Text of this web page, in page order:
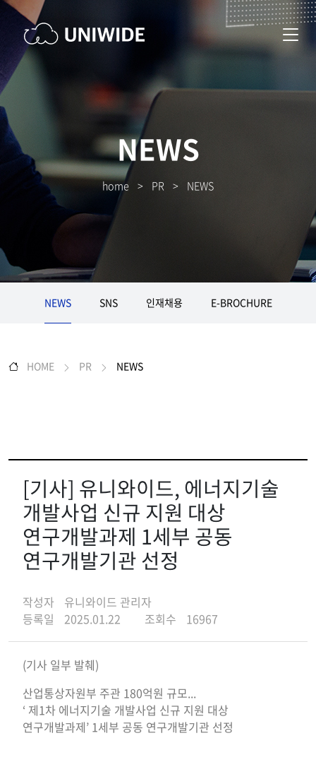
NEWS
home > PR > NEWS
NEWS SNS 인재채용 E-BROCHURE
HOME PR NEWS
[기사] 유니와이드, 에너지기술
개발사업 신규 지원 대상
연구개발과제 1세부 공동
연구개발기관 선정
작성자
유니와이드 관리자
등록일
2025.01.22 조회수 16967
(기사 일부 발췌)
산업통상자원부 주관 180억원 규모...
‘ 제1차 에너지기술 개발사업 신규 지원 대상
연구개발과제’ 1세부 공동 연구개발기관 선정